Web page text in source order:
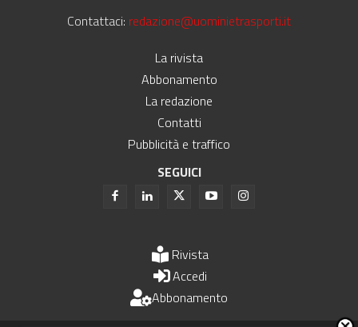
Contattaci: redazione@uominietrasporti.it
La rivista
Abbonamento
La redazione
Contatti
Pubblicità e traffico
SEGUICI
Rivista
Accedi
Abbonamento